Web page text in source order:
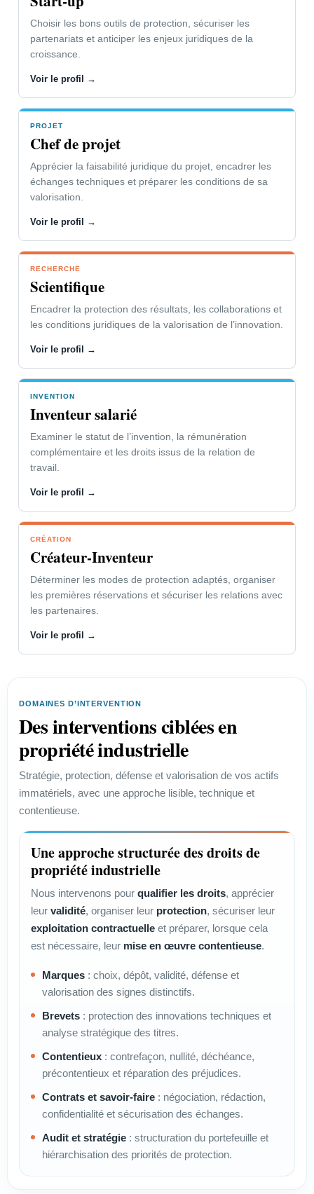
Choisir les bons outils de protection, sécuriser les
partenariats et anticiper les enjeux juridiques de la
croissance.
Voir le profil →
PROJET
Chef de projet
Apprécier la faisabilité juridique du projet, encadrer les
échanges techniques et préparer les conditions de sa
valorisation.
Voir le profil →
RECHERCHE
Scientifique
Encadrer la protection des résultats, les collaborations et
les conditions juridiques de la valorisation de l’innovation.
Voir le profil →
INVENTION
Inventeur salarié
Examiner le statut de l’invention, la rémunération
complémentaire et les droits issus de la relation de
travail.
Voir le profil →
CRÉATION
Créateur-Inventeur
Déterminer les modes de protection adaptés, organiser
les premières réservations et sécuriser les relations avec
les partenaires.
Voir le profil →
DOMAINES D’INTERVENTION
Des interventions ciblées en
propriété industrielle
Stratégie, protection, défense et valorisation de vos actifs
immatériels, avec une approche lisible, technique et
contentieuse.
Une approche structurée des droits de
propriété industrielle
Nous intervenons pour qualifier les droits, apprécier
leur validité, organiser leur protection, sécuriser leur
exploitation contractuelle et préparer, lorsque cela
est nécessaire, leur mise en œuvre contentieuse.
Marques : choix, dépôt, validité, défense et
valorisation des signes distinctifs.
Brevets : protection des innovations techniques et
analyse stratégique des titres.
Contentieux : contrefaçon, nullité, déchéance,
précontentieux et réparation des préjudices.
Contrats et savoir-faire : négociation, rédaction,
confidentialité et sécurisation des échanges.
Audit et stratégie : structuration du portefeuille et
hiérarchisation des priorités de protection.